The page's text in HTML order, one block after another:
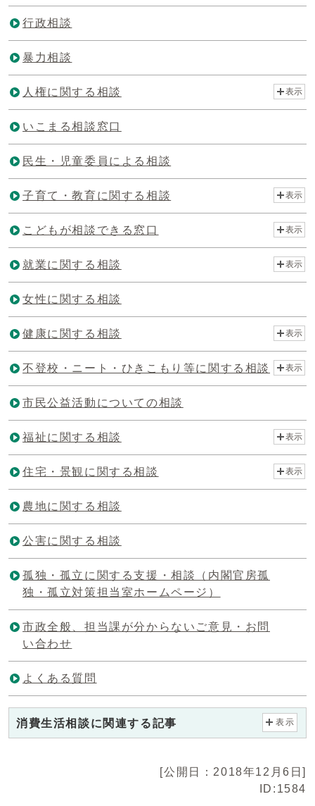
行政相談
暴力相談
人権に関する相談 表示
いこまる相談窓口
民生・児童委員による相談
子育て・教育に関する相談 表示
こどもが相談できる窓口 表示
就業に関する相談 表示
女性に関する相談
健康に関する相談 表示
不登校・ニート・ひきこもり等に関する相談 表示
市民公益活動についての相談
福祉に関する相談 表示
住宅・景観に関する相談 表示
農地に関する相談
公害に関する相談
孤独・孤立に関する支援・相談（内閣官房孤
独・孤立対策担当室ホームページ）
市政全般、担当課が分からないご意見・お問
い合わせ
よくある質問
消費生活相談に関連する記事 表示
[公開日：2018年12月6日]
ID:1584